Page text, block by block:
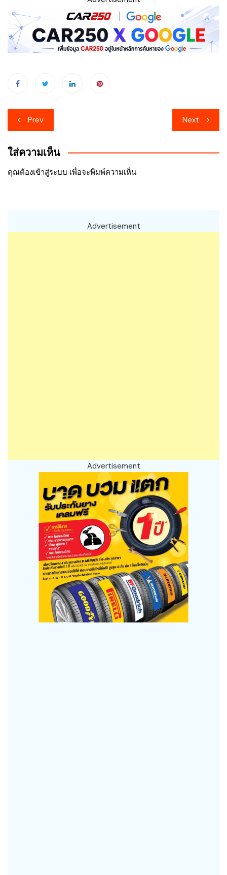
เมนู
นำทาง
เรื่อง
Prev Next
ใส่ความเห็น
คุณต้องเข้าสู่ระบบ เพื่อจะพิมพ์ความเห็น
Advertisement
Advertisement